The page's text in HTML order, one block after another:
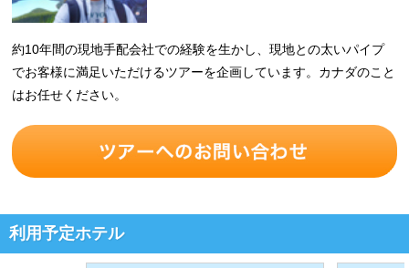
約10年間の現地手配会社での経験を生かし、現地との太いパイプ
でお客様に満足いただけるツアーを企画しています。カナダのこと
はお任せください。
利用予定ホテル